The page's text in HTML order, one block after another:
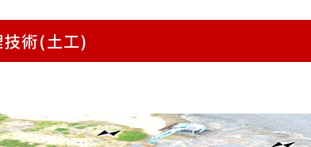
技術(土工)